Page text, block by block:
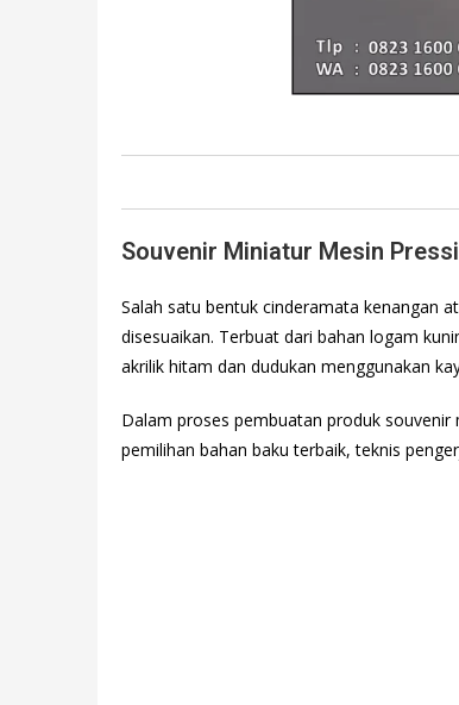
Souvenir Miniatur Mesin
Salah satu bentuk cinderamata kenangan
disesuaikan. Terbuat dari bahan logam
akrilik hitam dan dudukan menggunakan
Dalam proses pembuatan produk
pemilihan bahan baku terbaik, teknis